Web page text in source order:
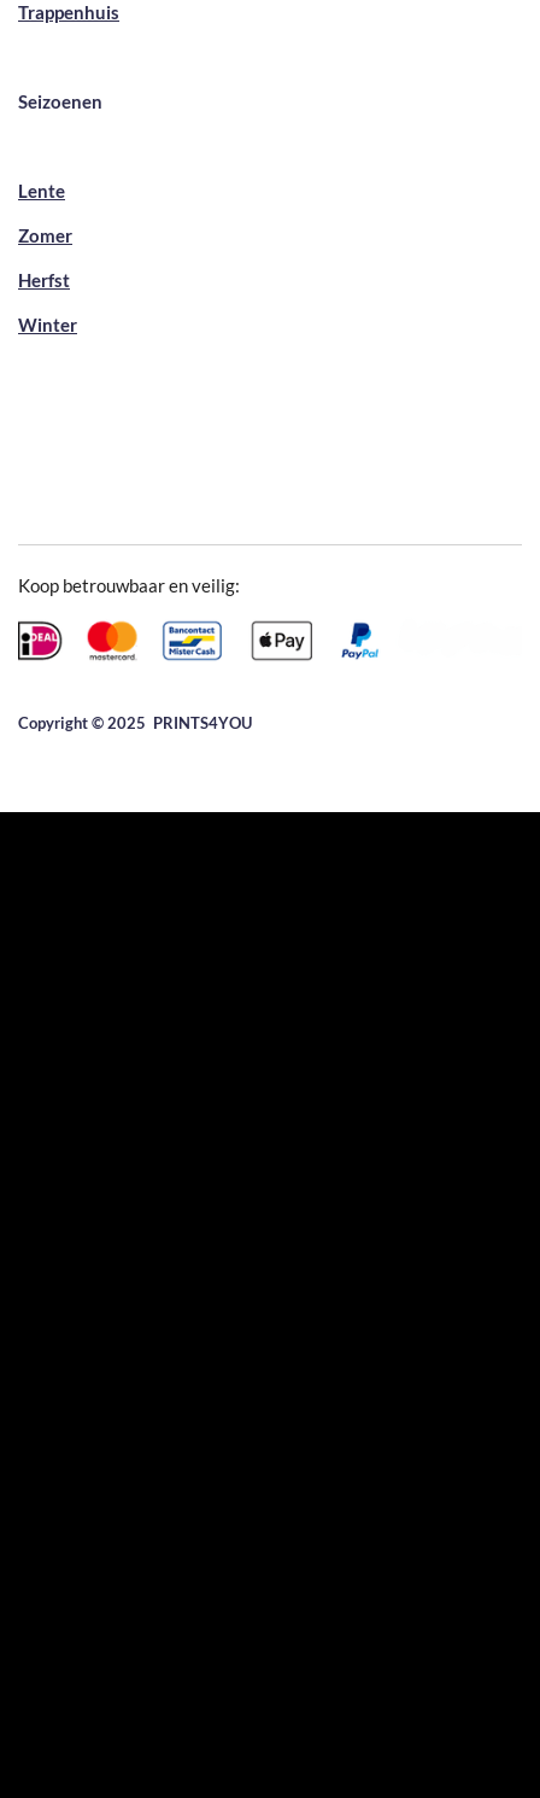
Trappenhuis
Seizoenen
Lente
Zomer
Herfst
Winter
Koop betrouwbaar en veilig:
Copyright © 2025 ​PRINTS4YOU